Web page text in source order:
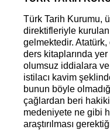
Türk Tarih Kurumu,
direktifleriyle kurulan
gelmektedir.
ders kitaplarında
olumsuz iddialara ve
istilacı kavim
bunun böyle
çağlardan beri
medeniyete ne gibi
araştırılması